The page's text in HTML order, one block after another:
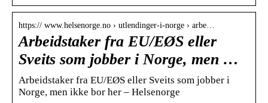
https:// www.helsenorge.no › utlendinger-i-norge › arbe…
Arbeidstaker fra EU/EØS eller
Sveits som jobber i Norge, men …
Arbeidstaker fra EU/EØS eller Sveits som jobber i
Norge, men ikke bor her – Helsenorge